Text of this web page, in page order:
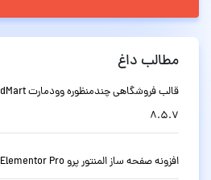
مطالب داغ
8.5.7
افزونه صفحه ساز المنتور پرو Elementor Pro وردپرس نسخه 4.2.1